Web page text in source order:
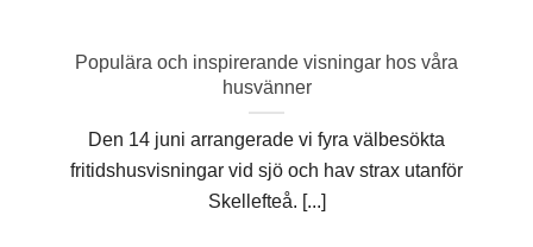
Populära och inspirerande visningar hos våra
husvänner
Den 14 juni arrangerade vi fyra välbesökta
fritidshusvisningar vid sjö och hav strax utanför
Skellefteå. [...]